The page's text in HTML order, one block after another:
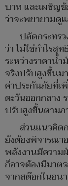
บาท และเผชิญ
ว่าจะพยายามดู
ปลัดกระทร
ว่า ไม่ใช่กำไรสุ
ระหว่างราคา
จริงปรับสูงขึ้นม
ค่าประกันภัยที่เ
ตะวันออกกลาง
ปรับสูงขึ้นตามภ
ส่วนแนวคิด
ยังต้องพิจารณา
พลังงานมีความ
ก็อาจต้องมีมาต
จากสต๊อกในอน